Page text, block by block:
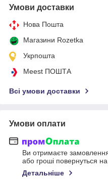
Умови доставки
Нова Пошта
Магазини Rozetka
Укрпошта
Meest ПОШТА
Всі умови доставки
Умови оплати
Ви отримаєте
або гроші повернуться
Детальніше